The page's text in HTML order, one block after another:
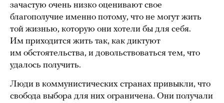
зачастую очень низко оценивают свое
благополучие именно потому, что не могут жить
той жизнью, которую они хотели бы для себя.
Им приходится жить так, как диктуют
им обстоятельства, и довольствоваться тем, что
удалось получить.
Люди в коммунистических странах привыкли, что
свобода выбора для них ограничена. Они получали